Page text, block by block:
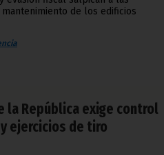
de los edificios
la República exige control
ejercicios de tiro